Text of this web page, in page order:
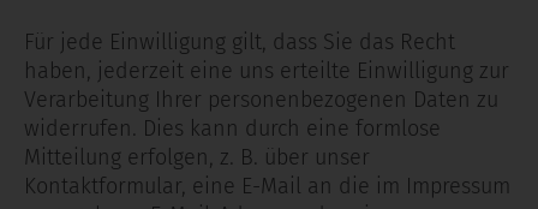
Für jede Einwilligung gilt, dass Sie das Recht
haben, jederzeit eine uns erteilte Einwilligung zur
Verarbeitung Ihrer personenbezogenen Daten zu
widerrufen. Dies kann durch eine formlose
Mitteilung erfolgen, z. B. über unser
Kontaktformular, eine E-Mail an die im Impressum